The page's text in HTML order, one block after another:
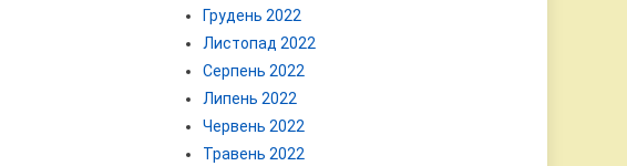
Грудень 2022
Листопад 2022
Серпень 2022
Липень 2022
Червень 2022
Травень 2022